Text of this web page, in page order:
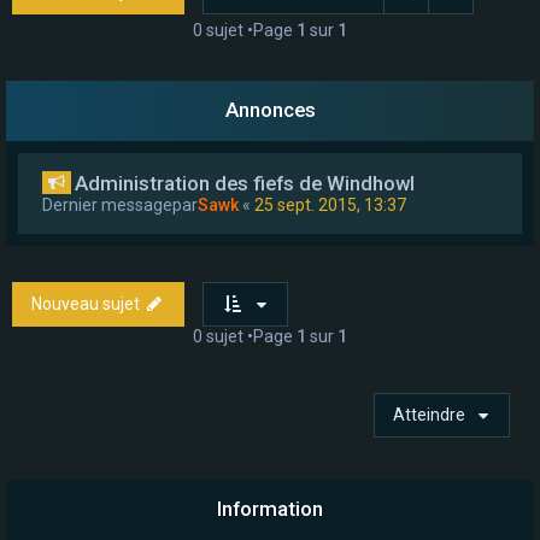
0 sujet •Page 1 sur 1
Annonces
Administration des fiefs de Windhowl
Dernier messageparSawk « 25 sept. 2015, 13:37
Nouveau sujet
0 sujet •Page 1 sur 1
Atteindre
Information